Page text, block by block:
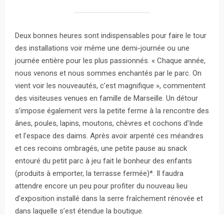
Deux bonnes heures sont indispensables pour faire le tour
des installations voir même une demi-journée ou une
journée entière pour les plus passionnés. « Chaque année,
nous venons et nous sommes enchantés par le parc. On
vient voir les nouveautés, c’est magnifique », commentent
des visiteuses venues en famille de Marseille. Un détour
s’impose également vers la petite ferme à la rencontre des
ânes, poules, lapins, moutons, chèvres et cochons d’Inde
et l’espace des daims. Après avoir arpenté ces méandres
et ces recoins ombragés, une petite pause au snack
entouré du petit parc à jeu fait le bonheur des enfants
(produits à emporter, la terrasse fermée)*. Il faudra
attendre encore un peu pour profiter du nouveau lieu
d’exposition installé dans la serre fraîchement rénovée et
dans laquelle s’est étendue la boutique.